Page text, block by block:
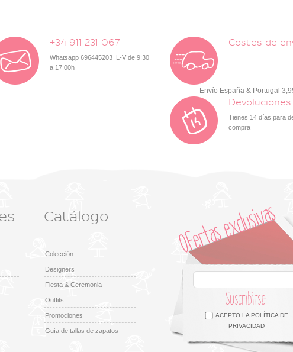
+34 911 231 067
Whatsapp 696445203 L-V de 9:30
a 17:00h
Costes de
Envío España & Portugal
Devoluciones
Tienes 14 días para
compra
Catálogo
Colección
Designers
Fiesta & Ceremonia
Outfits
Promociones
Guía de tallas de zapatos
Suscribirse
ACEPTO LA POLÍTICA DE
PRIVACIDAD
Facebook Twitter Google +